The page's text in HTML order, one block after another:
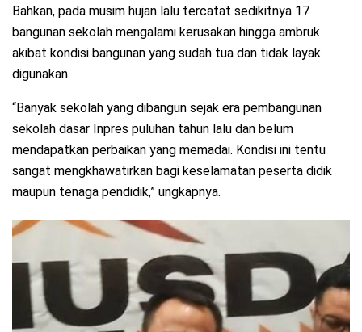
Bahkan, pada musim hujan lalu tercatat sedikitnya 17
bangunan sekolah mengalami kerusakan hingga ambruk
akibat kondisi bangunan yang sudah tua dan tidak layak
digunakan.
“Banyak sekolah yang dibangun sejak era pembangunan
sekolah dasar Inpres puluhan tahun lalu dan belum
mendapatkan perbaikan yang memadai. Kondisi ini tentu
sangat mengkhawatirkan bagi keselamatan peserta didik
maupun tenaga pendidik,” ungkapnya.